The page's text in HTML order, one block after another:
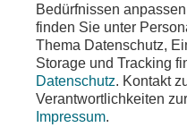
Bedürfnissen
finden Sie unter
Thema Datenschutz,
Storage und Tracking
Datenschutz. Kontakt
Verantwortlichkeiten
Impressum.